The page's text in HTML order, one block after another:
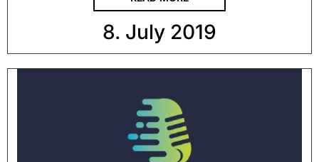
8. July 2019